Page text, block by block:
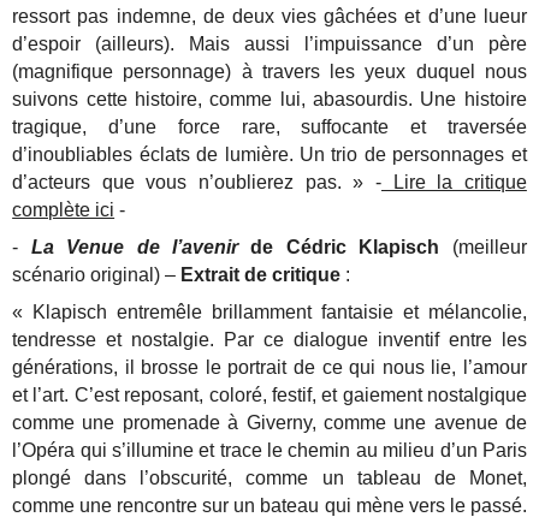
ressort pas indemne, de deux vies gâchées et d’une lueur
d’espoir (ailleurs). Mais aussi l’impuissance d’un père
(magnifique personnage) à travers les yeux duquel nous
suivons cette histoire, comme lui, abasourdis. Une histoire
tragique, d’une force rare, suffocante et traversée
d’inoubliables éclats de lumière. Un trio de personnages et
d’acteurs que vous n’oublierez pas. » -Lire la critique
complète ici -
- La Venue de l’avenirde Cédric Klapisch (meilleur
scénario original) – Extrait de critique :
« Klapisch entremêle brillamment fantaisie et mélancolie,
tendresse et nostalgie. Par ce dialogue inventif entre les
générations, il brosse le portrait de ce qui nous lie, l’amour
et l’art. C’est reposant, coloré, festif, et gaiement nostalgique
comme une promenade à Giverny, comme une avenue de
l’Opéra qui s’illumine et trace le chemin au milieu d’un Paris
plongé dans l’obscurité, comme un tableau de Monet,
comme une rencontre sur un bateau qui mène vers le passé.